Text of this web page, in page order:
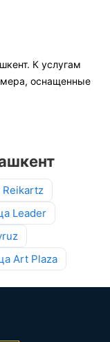
К услугам
оснащенные
Reikartz
Leader
Art Plaza